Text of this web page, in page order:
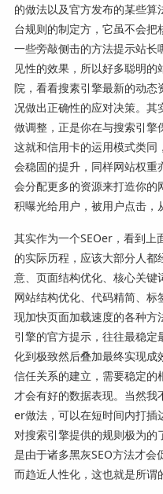
的做法以及官方发布的某些
台规则的制定方，它虽不会
一些旁敲侧击的方法提示站长
见性的效果，所以好多聪明
院，看看搜素引擎最新的动
况做出正确性的应对决策。
做调整，正是你在与搜索引擎
这就和信用卡的运用模式类
会稳固的提升，同样网站权
会分配更多的资源来打造你
积曝光给用户，被用户点击，
其实作为一个SEOer，看到上
的实际历程，应该大部分人都
意、页面结构优化、核心关键
网站结构优化、代码精简、
现加快页面加载速度的各种
引擎的官方提示，往往最稳
化到极致然后叠加最终实现成
信任关系的建立，需要稳定的
才会有好的数据表现。当然我
er做法，可以在短时间内打插
对搜索引擎提供的规则极为的
是由于诸多黑灰SEO方法才
而趋近人性化，这也就是所谓